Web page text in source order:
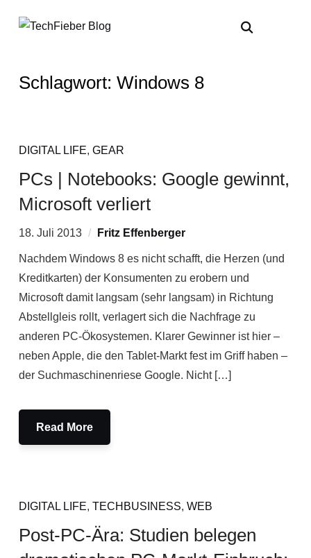
Schlagwort: Windows 8
DIGITAL LIFE, GEAR
PCs | Notebooks: Google gewinnt,
Microsoft verliert
18. Juli 2013 Fritz Effenberger
Nachdem Windows 8 es nicht schafft, die Herzen (und
Kreditkarten) der Konsumenten zu erobern und
Microsoft damit langsam (sehr langsam) in Richtung
Abstellgleis rollt, verlagert sich die Nachfrage zu
anderen PC-Ökosystemen. Klarer Gewinner ist hier –
neben Apple, die den Tablet-Markt fest im Griff haben –
der Suchmaschinenriese Google. Nicht […]
Read More
DIGITAL LIFE, TECHBUSINESS, WEB
Post-PC-Ära: Studien belegen